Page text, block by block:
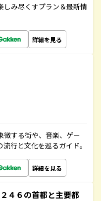
しみ尽くすプラン＆最新情
詳細を見る
徴する街や、音楽、ゲー
行と文化を巡るガイド。
詳細を見る
４６の首都と主要都